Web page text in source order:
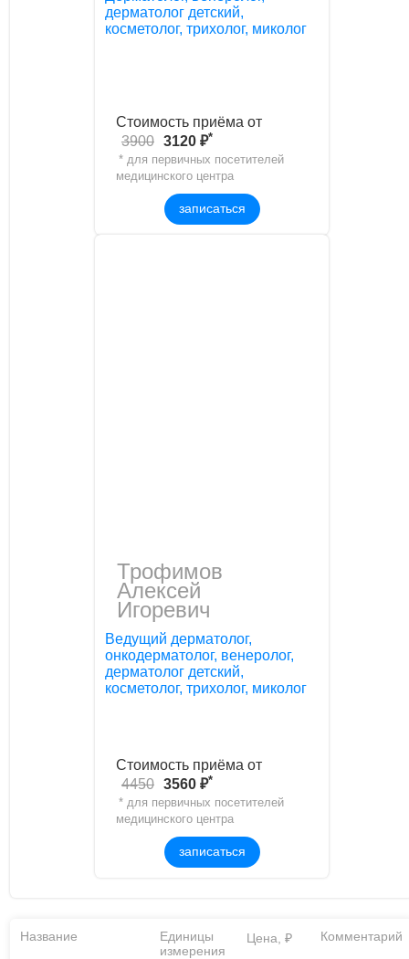
дерматолог детский,
косметолог, трихолог, миколог
Стоимость приёма от
3900 3120 ₽*
* для первичных посетителей
медицинского центра
записаться
Трофимов
Алексей
Игоревич
Ведущий дерматолог,
онкодерматолог, венеролог,
дерматолог детский,
косметолог, трихолог, миколог
Стоимость приёма от
4450 3560 ₽*
* для первичных посетителей
медицинского центра
записаться
Название
Единицы
измерения
Цена, ₽ Комментарий